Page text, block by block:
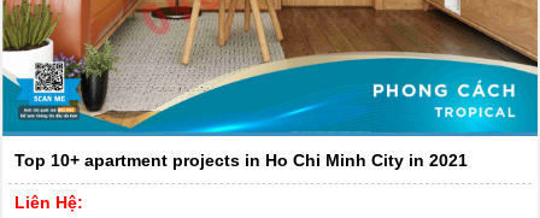
Top 10+ apartment projects in Ho Chi Minh City in 2021
Liên Hệ: